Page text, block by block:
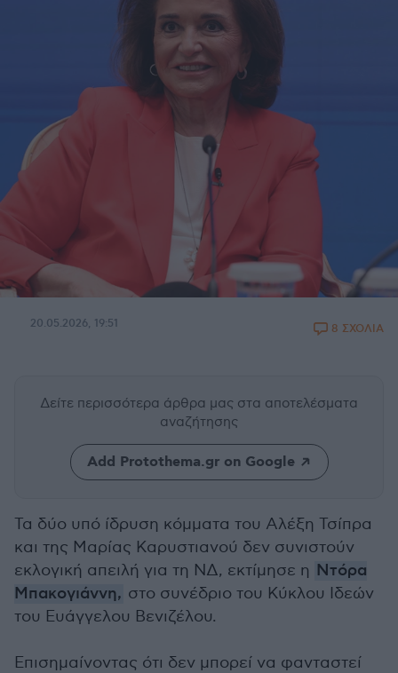
20.05.2026, 19:51 8 ΣΧΟΛΙΑ
Δείτε περισσότερα άρθρα μας στα αποτελέσματα
αναζήτησης
Add Protothema.gr on Google
Τα δύο υπό ίδρυση κόμματα του Αλέξη Τσίπρα
και της Μαρίας Καρυστιανού δεν συνιστούν
εκλογική απειλή για τη ΝΔ, εκτίμησε η Ντόρα
Μπακογιάννη, στο συνέδριο του Κύκλου Ιδεών
του Ευάγγελου Βενιζέλου.
Επισημαίνοντας ότι δεν μπορεί να φανταστεί